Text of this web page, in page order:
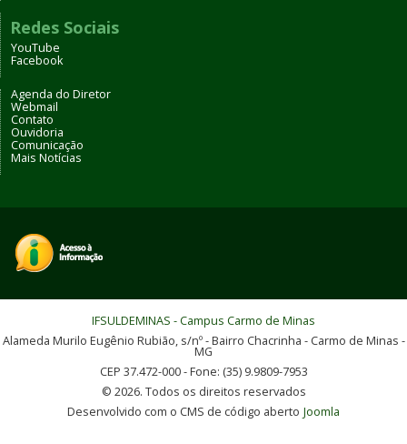
Redes Sociais
YouTube
Facebook
Agenda do Diretor
Webmail
Contato
Ouvidoria
Comunicação
Mais Notícias
IFSULDEMINAS - Campus Carmo de Minas
Alameda Murilo Eugênio Rubião, s/nº - Bairro Chacrinha - Carmo de Minas -
MG
CEP 37.472-000 - Fone: (35) 9.9809-7953
© 2026. Todos os direitos reservados
Desenvolvido com o CMS de código aberto Joomla